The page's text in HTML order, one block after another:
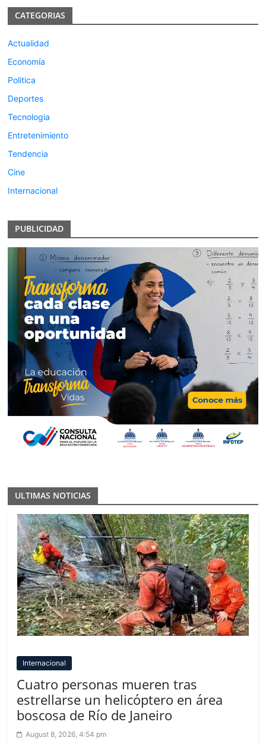
CATEGORIAS
Actualidad
Economía
Politica
Deportes
Tecnologia
Entretenimiento
Tendencia
Cine
Internacional
PUBLICIDAD
ULTIMAS NOTICIAS
Internacional
Cuatro personas mueren tras
estrellarse un helicóptero en área
boscosa de Río de Janeiro
August 8, 2026, 4:54 pm